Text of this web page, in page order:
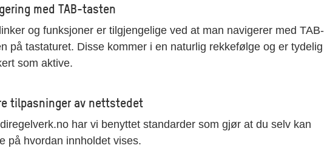
med TAB-tasten
og funksjoner er tilgjengelige ved at man navigerer med TAB-
på tastaturet. Disse kommer i en naturlig rekkefølge og er tydelig
som aktive.
tilpasninger av nettstedet
har vi benyttet standarder som gjør at du selv kan
på hvordan innholdet vises.